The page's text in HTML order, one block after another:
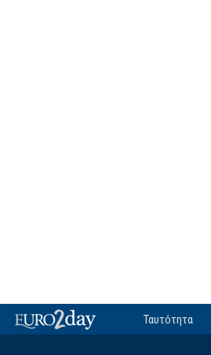
Ταυτότητα